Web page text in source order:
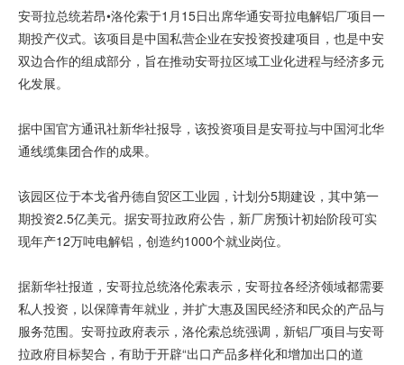
安哥拉总统若昂•洛伦索于1月15日出席华通安哥拉电解铝厂项目一
期投产仪式。该项目是中国私营企业在安投资投建项目，也是中安
双边合作的组成部分，旨在推动安哥拉区域工业化进程与经济多元
化发展。
据中国官方通讯社新华社报导，该投资项目是安哥拉与中国河北华
通线缆集团合作的成果。
该园区位于本戈省丹德自贸区工业园，计划分5期建设，其中第一
期投资2.5亿美元。据安哥拉政府公告，新厂房预计初始阶段可实
现年产12万吨电解铝，创造约1000个就业岗位。
据新华社报道，安哥拉总统洛伦索表示，安哥拉各经济领域都需要
私人投资，以保障青年就业，并扩大惠及国民经济和民众的产品与
服务范围。安哥拉政府表示，洛伦索总统强调，新铝厂项目与安哥
拉政府目标契合，有助于开辟“出口产品多样化和增加出口的道